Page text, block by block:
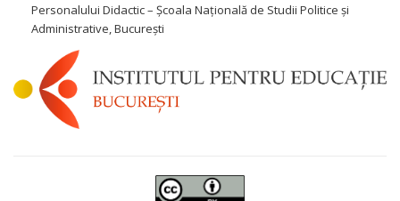
Personalului Didactic – Școala Națională de Studii Politice și
Administrative, București